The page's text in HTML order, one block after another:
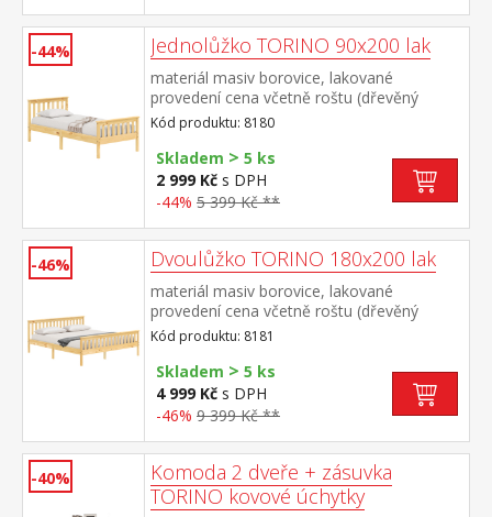
-44% Jednolůžko TORINO 90x200 lak
materiál masiv borovice, lakované
provedení cena včetně roštu (dřevěný
laťkový) bez matrace doporučený rozměr
matrace 90 × 200 cm
Kód produktu: 8180
Skladem > 5 ks
2 999 Kč s DPH
-44% 5 399 Kč **
-46% Dvoulůžko TORINO 180x200 lak
materiál masiv borovice, lakované
provedení cena včetně roštu (dřevěný
laťkový) bez matrace doporučený rozměr
matrace 180 × 200 cm nebo 2 kusy 90 ×
200 cm
Kód produktu: 8181
Skladem > 5 ks
4 999 Kč s DPH
-46% 9 399 Kč **
-40%
Komoda 2 dveře + zásuvka
TORINO kovové úchytky